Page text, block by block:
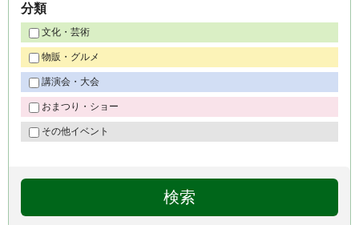
分類
文化・芸術
物販・グルメ
講演会・大会
おまつり・ショー
その他イベント